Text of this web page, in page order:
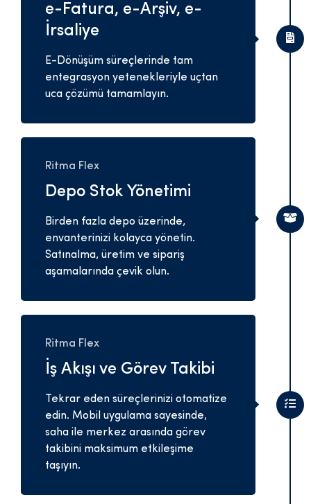
e-Fatura, e-Arşiv, e-
İrsaliye
E-Dönüşüm süreçlerinde tam
entegrasyon yetenekleriyle uçtan
uca çözümü tamamlayın.
Ritma Flex
Depo Stok Yönetimi
Birden fazla depo üzerinde,
envanterinizi kolayca yönetin.
Satınalma, üretim ve sipariş
aşamalarında çevik olun.
Ritma Flex
İş Akışı ve Görev Takibi
Tekrar eden süreçlerinizi otomatize
edin. Mobil uygulama sayesinde,
saha ile merkez arasında görev
takibini maksimum etkileşime
taşıyın.